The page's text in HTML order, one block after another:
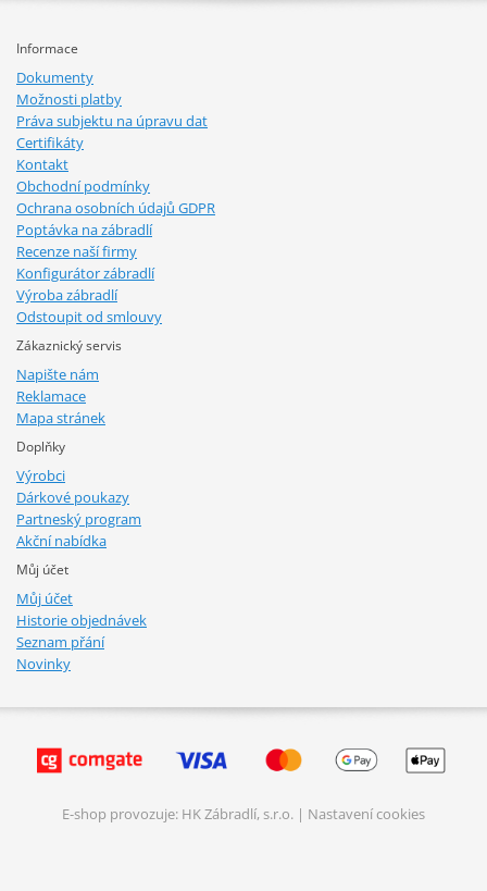
Informace
Dokumenty
Možnosti platby
Práva subjektu na úpravu dat
Certifikáty
Kontakt
Obchodní podmínky
Ochrana osobních údajů GDPR
Poptávka na zábradlí
Recenze naší firmy
Konfigurátor zábradlí
Výroba zábradlí
Odstoupit od smlouvy
Zákaznický servis
Napište nám
Reklamace
Mapa stránek
Doplňky
Výrobci
Dárkové poukazy
Partneský program
Akční nabídka
Můj účet
Můj účet
Historie objednávek
Seznam přání
Novinky
E-shop provozuje: HK Zábradlí, s.r.o. | Nastavení cookies